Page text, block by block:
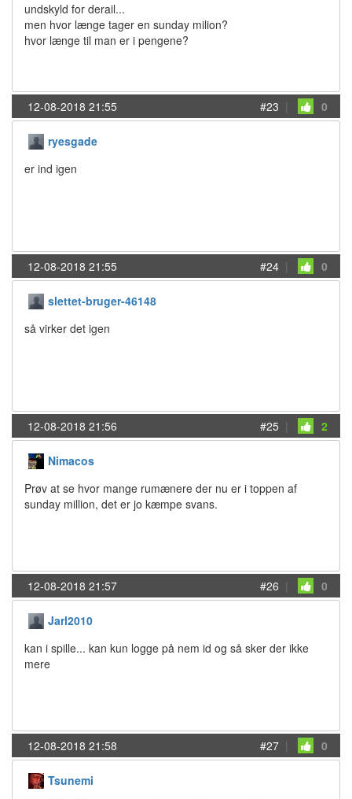
undskyld for derail...
men hvor længe tager en sunday milion?
hvor længe til man er i pengene?
12-08-2018 21:55 #23 | 0
ryesgade
er ind igen
12-08-2018 21:55 #24 | 0
slettet-bruger-46148
så virker det igen
12-08-2018 21:56 #25 | 2
Nimacos
Prøv at se hvor mange rumænere der nu er i toppen af
sunday million, det er jo kæmpe svans.
12-08-2018 21:57 #26 | 0
Jarl2010
kan i spille... kan kun logge på nem id og så sker der ikke
mere
12-08-2018 21:58 #27 | 0
Tsunemi